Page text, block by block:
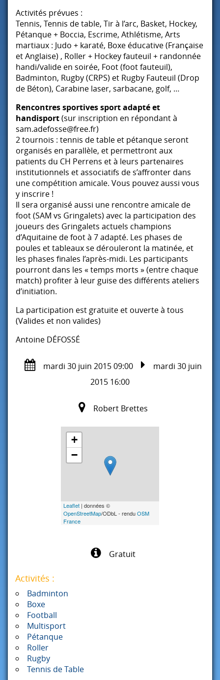
Activités prévues :
Tennis, Tennis de table, Tir à l’arc, Basket, Hockey,
Pétanque + Boccia, Escrime, Athlétisme, Arts
martiaux : Judo + karaté, Boxe éducative (Française
et Anglaise) , Roller + Hockey fauteuil + randonnée
handi/valide en soirée, Foot (foot fauteuil),
Badminton, Rugby (CRPS) et Rugby Fauteuil (Drop
de Béton), Carabine laser, sarbacane, golf, …
Rencontres sportives sport adapté et
handisport(sur inscription en répondant à
sam.adefosse@free.fr)
2 tournois : tennis de table et pétanque seront
organisés en parallèle, et permettront aux
patients du CH Perrens et à leurs partenaires
institutionnels et associatifs de s’affronter dans
une compétition amicale. Vous pouvez aussi vous
y inscrire !
Il sera organisé aussi une rencontre amicale de
foot (SAM vs Gringalets) avec la participation des
joueurs des Gringalets actuels champions
d’Aquitaine de foot à 7 adapté. Les phases de
poules et tableaux se dérouleront la matinée, et
les phases finales l’après-midi. Les participants
pourront dans les « temps morts » (entre chaque
match) profiter à leur guise des différents ateliers
d’initiation.
La participation est gratuite et ouverte à tous
(Valides et non valides)
Antoine DÉFOSSÉ
mardi 30 juin 2015 09:00
mardi 30 juin
2015 16:00
Robert Brettes
+
−
Leaflet | données ©
OpenStreetMap/ODbL - renduOSM
France
Gratuit
Activités :
Badminton
Boxe
Football
Multisport
Pétanque
Roller
Rugby
Tennis de Table